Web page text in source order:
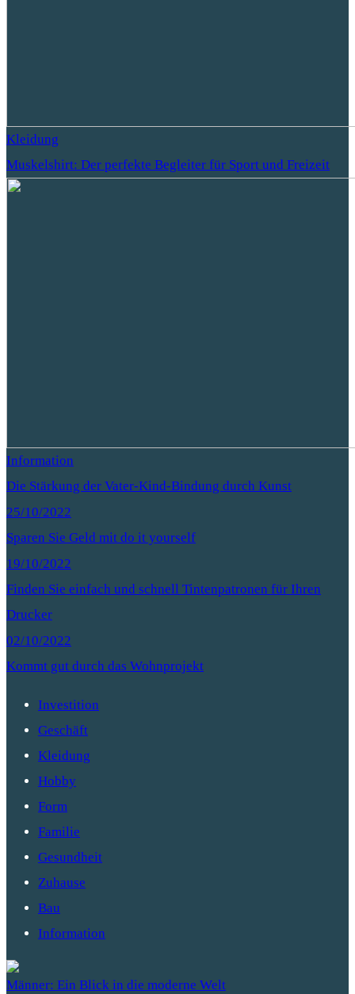
Kleidung
Muskelshirt: Der perfekte Begleiter für Sport und Freizeit
Information
Die Stärkung der Vater-Kind-Bindung durch Kunst
25/10/2022
Sparen Sie Geld mit do it yourself
19/10/2022
Finden Sie einfach und schnell Tintenpatronen für Ihren
Drucker
02/10/2022
Kommt gut durch das Wohnprojekt
Investition
Geschäft
Kleidung
Hobby
Form
Familie
Gesundheit
Zuhause
Bau
Information
Männer: Ein Blick in die moderne Welt